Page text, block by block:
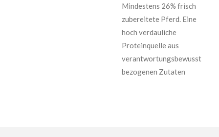
Mindestens 26% frisch
zubereitete Pferd. Eine
hoch verdauliche
Proteinquelle aus
verantwortungsbewusst
bezogenen Zutaten